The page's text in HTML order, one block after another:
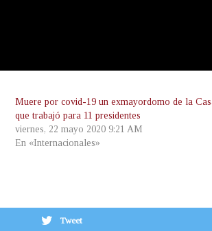
Muere por covid-19 un exmayordomo de la
que trabajó para 11 presidentes
viernes, 22 mayo 2020 9:21 AM
En «Internacionales»
Tweet